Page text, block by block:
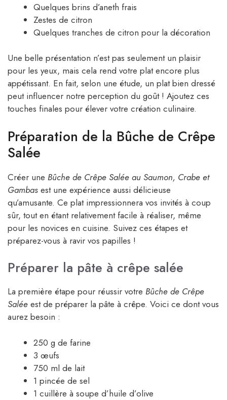
Quelques brins d’aneth frais
Zestes de citron
Quelques tranches de citron pour la décoration
Une belle présentation n’est pas seulement un plaisir
pour les yeux, mais cela rend votre plat encore plus
appétissant. En fait, selon une étude, un plat bien dressé
peut influencer notre perception du goût ! Ajoutez ces
touches finales pour élever votre création culinaire.
Préparation de la Bûche de Crêpe
Salée
Créer une Bûche de Crêpe Salée au Saumon, Crabe et
Gambas est une expérience aussi délicieuse
qu’amusante. Ce plat impressionnera vos invités à coup
sûr, tout en étant relativement facile à réaliser, même
pour les novices en cuisine. Suivez ces étapes et
préparez-vous à ravir vos papilles !
Préparer la pâte à crêpe salée
La première étape pour réussir votre Bûche de Crêpe
Salée est de préparer la pâte à crêpe. Voici ce dont vous
aurez besoin :
250 g de farine
3 œufs
750 ml de lait
1 pincée de sel
1 cuillère à soupe d’huile d’olive